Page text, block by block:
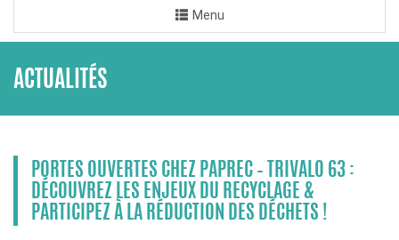
Menu
ACTUALITÉS
PORTES OUVERTES CHEZ PAPREC – TRIVALO 63 :
DÉCOUVREZ LES ENJEUX DU RECYCLAGE &
PARTICIPEZ À LA RÉDUCTION DES DÉCHETS !